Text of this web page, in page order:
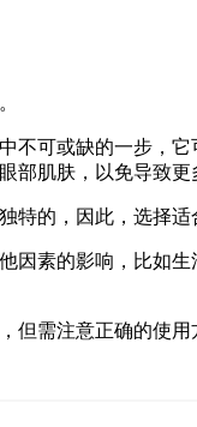
。
不可或缺的一步，
部肌肤，以免导致更
特的，因此，选择
因素的影响，比如
但需注意正确的使